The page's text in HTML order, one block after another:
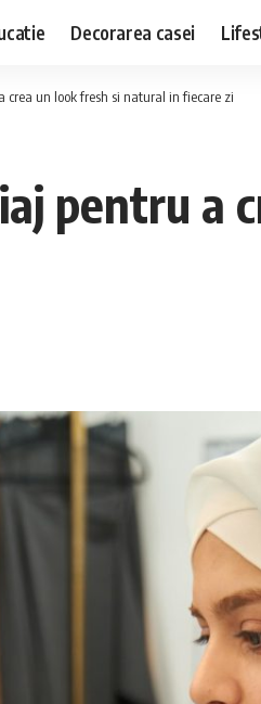
Decorarea casei
crea un look fresh si natural in fiecare zi
pentru a